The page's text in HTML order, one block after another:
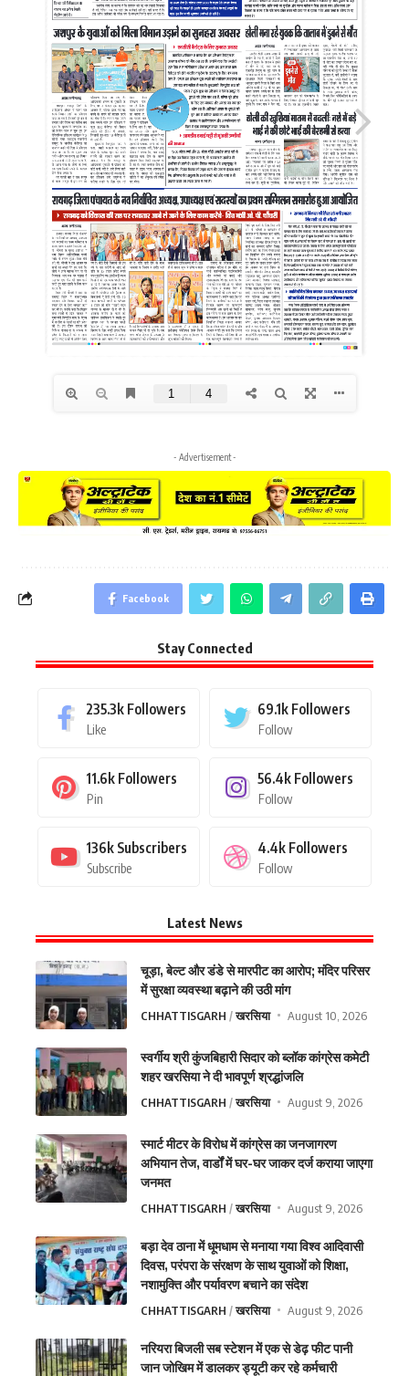
- Advertisement -
Facebook
Stay Connected
235.3k Followers
Like
69.1k Followers
Follow
11.6k Followers
Pin
56.4k Followers
Follow
136k Subscribers
Subscribe
4.4k Followers
Follow
Latest News
चूड़ा, बेल्ट और डंडे से मारपीट का आरोप; मंदिर परिसर
में सुरक्षा व्यवस्था बढ़ाने की उठी मांग
CHHATTISGARH खरसिया August 10, 2026
स्वर्गीय श्री कुंजबिहारी सिदार को ब्लॉक कांग्रेस कमेटी
शहर खरसिया ने दी भावपूर्ण श्रद्धांजलि
CHHATTISGARH खरसिया August 9, 2026
स्मार्ट मीटर के विरोध में कांग्रेस का जनजागरण
अभियान तेज, वार्डों में घर-घर जाकर दर्ज कराया जाएगा
जनमत
CHHATTISGARH खरसिया August 9, 2026
बड़ा देव ठाना में धूमधाम से मनाया गया विश्व आदिवासी
दिवस, परंपरा के संरक्षण के साथ युवाओं को शिक्षा,
नशामुक्ति और पर्यावरण बचाने का संदेश
CHHATTISGARH खरसिया August 9, 2026
नरियरा बिजली सब स्टेशन में एक से डेढ़ फीट पानी
जान जोखिम में डालकर ड्यूटी कर रहे कर्मचारी